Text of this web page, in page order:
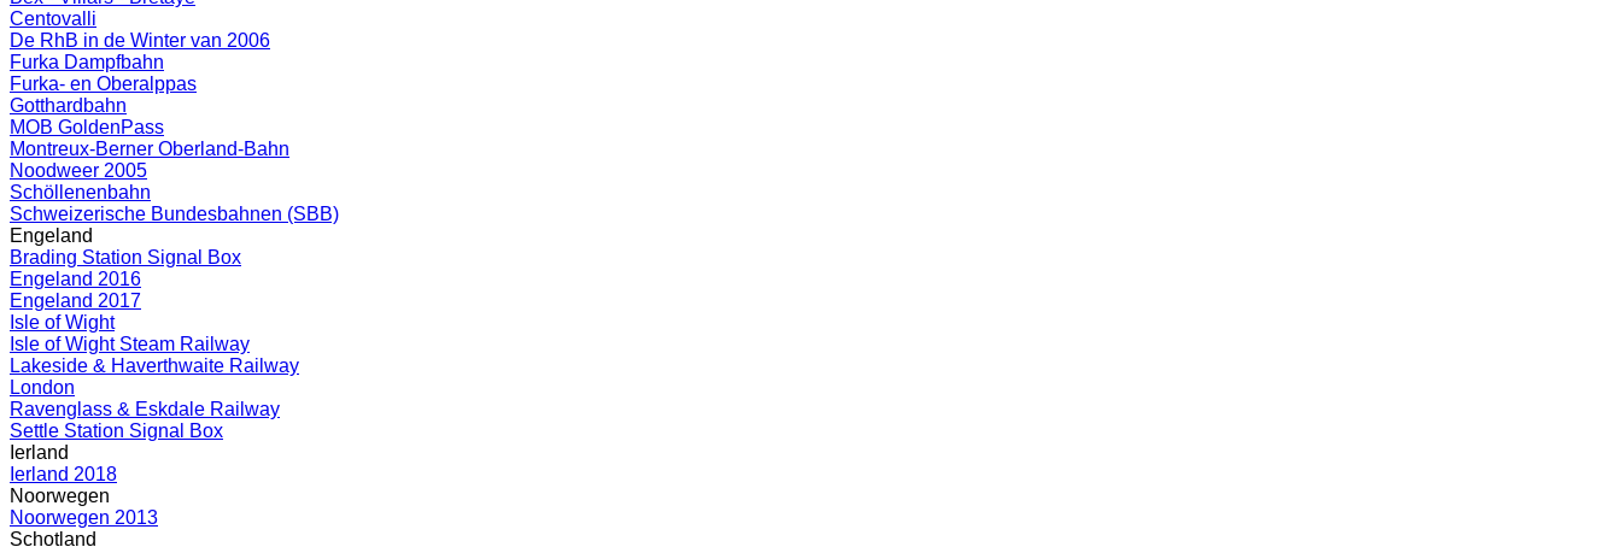
Centovalli
De RhB in de Winter van 2006
Furka Dampfbahn
Furka- en Oberalppas
Gotthardbahn
MOB GoldenPass
Montreux-Berner Oberland-Bahn
Noodweer 2005
Schöllenenbahn
Schweizerische Bundesbahnen (SBB)
Engeland
Brading Station Signal Box
Engeland 2016
Engeland 2017
Isle of Wight
Isle of Wight Steam Railway
Lakeside & Haverthwaite Railway
London
Ravenglass & Eskdale Railway
Settle Station Signal Box
Ierland
Ierland 2018
Noorwegen
Noorwegen 2013
Schotland